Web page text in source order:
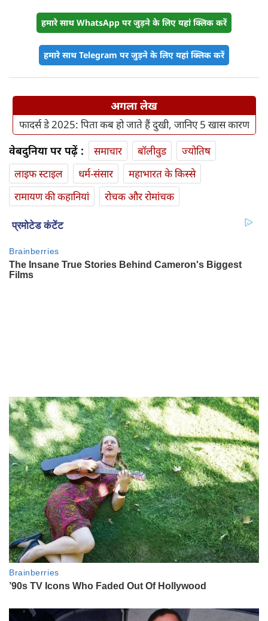
हमारे साथ WhatsApp पर जुड़ने के लिए यहां क्लिक करें
हमारे साथ Telegram पर जुड़ने के लिए यहां क्लिक करें
अगला लेख
फादर्स डे 2025: पिता कब हो जाते हैं दुखी, जानिए 5 खास कारण
वेबदुनिया पर पढ़ें : समाचार बॉलीवुड
ज्योतिष
लाइफ स्‍टाइल
धर्म-संसार
महाभारत के किस्से
रामायण की कहानियां
रोचक और रोमांचक